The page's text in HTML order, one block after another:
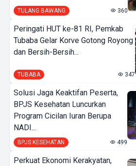
TULANG BAWANG 360
Peringati HUT ke-81 RI, Pemkab
Tubaba Gelar Korve Gotong Royong
dan Bersih-Bersih...
TUBABA 347
Solusi Jaga Keaktifan Peserta,
BPJS Kesehatan Luncurkan
Program Cicilan Iuran Berupa
NADI...
BPJS KESEHATAN 499
Perkuat Ekonomi Kerakyatan,